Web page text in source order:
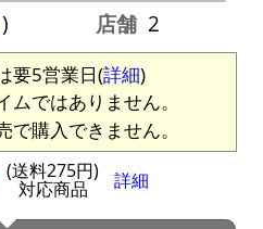
) 店舗 2
要5営業日(詳細)
ではありません。
購入できません。
(送料275円)
対応商品 詳細